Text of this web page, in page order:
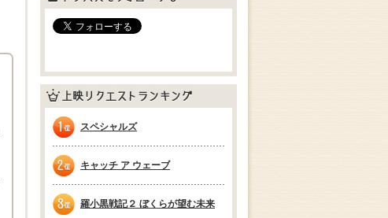
ドリパスをフォローする
上映リクエストランキング
1位
スペシャルズ
2位
キャッチ ア ウェーブ
羅小黒戦記２ ぼくらが望む未来